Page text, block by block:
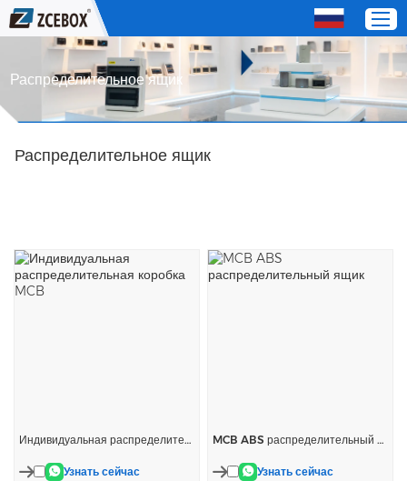
Дом
СЕРВИС
Распределительное ящик
Распределительное ящик
Индивидуальная распределительная коробка MCB
Узнать сейчас
MCB ABS распределительный ящик
Узнать сейчас